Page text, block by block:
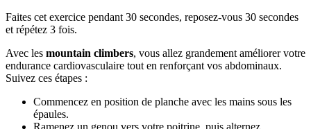
Faites cet exercice pendant 30 secondes, reposez-vous 30 secondes
et répétez 3 fois.
Avec les mountain climbers, vous allez grandement améliorer votre
endurance cardiovasculaire tout en renforçant vos abdominaux.
Suivez ces étapes :
Commencez en position de planche avec les mains sous les
épaules.
Ramenez un genou vers votre poitrine, puis alternez